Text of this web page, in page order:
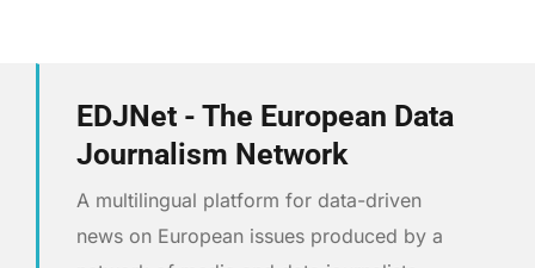
EDJNet - The European Data
Journalism Network
A multilingual platform for data-driven
news on European issues produced by a